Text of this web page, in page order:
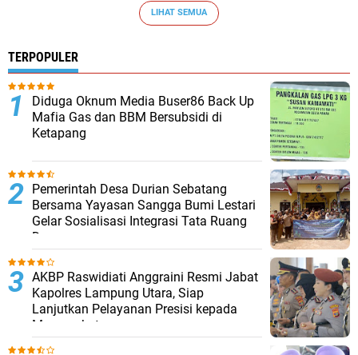
LIHAT SEMUA
TERPOPULER
Diduga Oknum Media Buser86 Back Up
Mafia Gas dan BBM Bersubsidi di
Ketapang
Pemerintah Desa Durian Sebatang
Bersama Yayasan Sangga Bumi Lestari
Gelar Sosialisasi Integrasi Tata Ruang
Desa
AKBP Raswidiati Anggraini Resmi Jabat
Kapolres Lampung Utara, Siap
Lanjutkan Pelayanan Presisi kepada
Masyarakat